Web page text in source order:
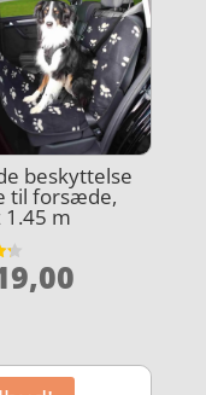
beskyttelse
til forsæde,
1.45 m